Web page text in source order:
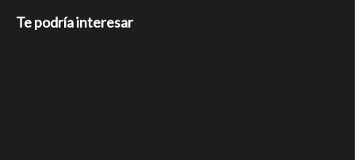
Te podría interesar